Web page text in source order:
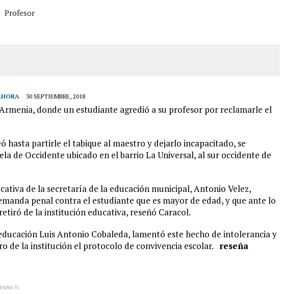
Profesor
30 SEPTIEMBRE, 2018
donde un estudiante agredió a su profesor por reclamarle el
hasta partirle el tabique al maestro y dejarlo incapacitado, se
de Occidente ubicado en el barrio La Universal, al sur occidente de
de la secretaría de la educación municipal, Antonio Velez,
penal contra el estudiante que es mayor de edad, y que ante lo
de la institución educativa, reseñó Caracol.
Luis Antonio Cobaleda, lamentó este hecho de intolerancia y
de la institución el protocolo de convivencia escolar. reseña
TI